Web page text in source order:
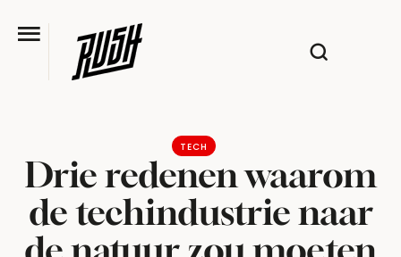
TECH
Drie redenen waarom
de techindustrie naar